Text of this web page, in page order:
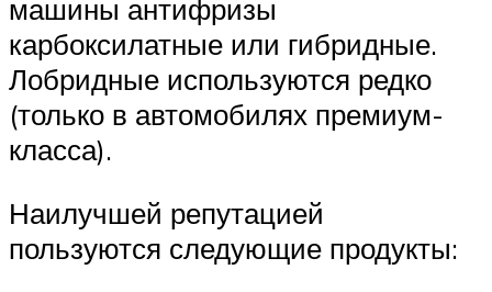
машины антифризы
карбоксилатные или гибридные.
Лобридные используются редко
(только в автомобилях премиум-
класса).
Наилучшей репутацией
пользуются следующие продукты: